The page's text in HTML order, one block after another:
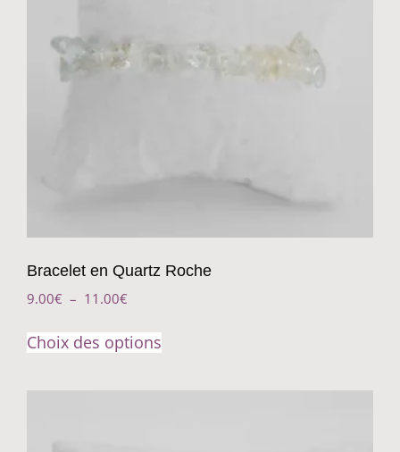
Bracelet en Quartz Roche
9.00€ – 11.00€
Choix des options